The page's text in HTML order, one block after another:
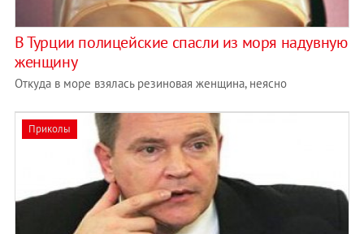
В Турции полицейские спасли из моря надувную
женщину
Откуда в море взялась резиновая женщина, неясно
Приколы